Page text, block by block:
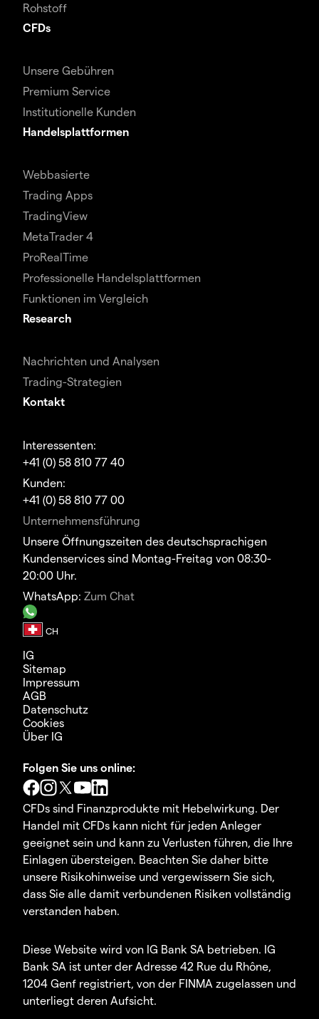
Rohstoff
CFDs
Unsere Gebühren
Premium Service
Institutionelle Kunden
Handelsplattformen
Webbasierte
Trading Apps
TradingView
MetaTrader 4
ProRealTime
Professionelle Handelsplattformen
Funktionen im Vergleich
Research
Nachrichten und Analysen
Trading-Strategien
Kontakt
Interessenten:
+41 (0) 58 810 77 40
Kunden:
+41 (0) 58 810 77 00
Unternehmensführung
Unsere Öffnungszeiten des deutschsprachigen
Kundenservices sind Montag-Freitag von 08:30-
20:00 Uhr.
WhatsApp: Zum Chat
IG
Sitemap
Impressum
AGB
Datenschutz
Cookies
Über IG
Folgen Sie uns online:
CFDs sind Finanzprodukte mit Hebelwirkung. Der
Handel mit CFDs kann nicht für jeden Anleger
geeignet sein und kann zu Verlusten führen, die Ihre
Einlagen übersteigen. Beachten Sie daher bitte
unsere Risikohinweise und vergewissern Sie sich,
dass Sie alle damit verbundenen Risiken vollständig
verstanden haben.
Diese Website wird von IG Bank SA betrieben. IG
Bank SA ist unter der Adresse 42 Rue du Rhône,
1204 Genf registriert, von der FINMA zugelassen und
unterliegt deren Aufsicht.